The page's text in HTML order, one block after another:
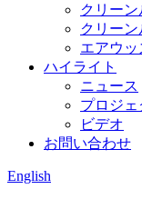
クリー
クリー
エアウ
ハイライト
ニュース
プロジ
ビデオ
お問い合わせ
English